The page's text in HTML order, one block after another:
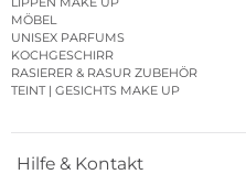
MÖBEL
UNISEX PARFUMS
KOCHGESCHIRR
RASIERER & RASUR ZUBEHÖR
TEINT | GESICHTS MAKE UP
Hilfe & Kontakt